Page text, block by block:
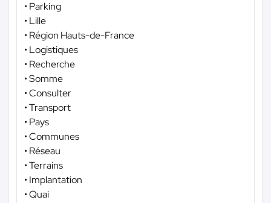
• Parking
• Lille
• Région Hauts-de-France
• Logistiques
• Recherche
• Somme
• Consulter
• Transport
• Pays
• Communes
• Réseau
• Terrains
• Implantation
• Quai